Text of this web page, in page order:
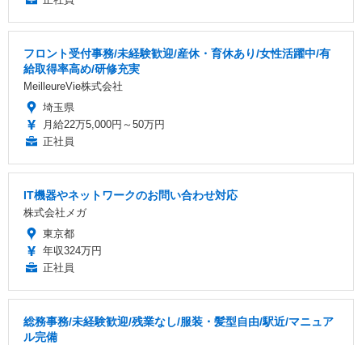
フロント受付事務/未経験歓迎/産休・育休あり/女性活躍中/有
給取得率高め/研修充実
MeilleureVie株式会社
埼玉県
月給22万5,000円～50万円
正社員
IT機器やネットワークのお問い合わせ対応
株式会社メガ
東京都
年収324万円
正社員
総務事務/未経験歓迎/残業なし/服装・髪型自由/駅近/マニュア
ル完備